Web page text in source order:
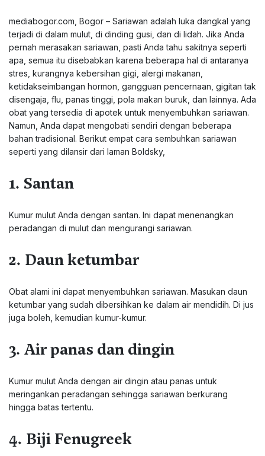
mediabogor.com, Bogor – Sariawan adalah luka dangkal yang
terjadi di dalam mulut, di dinding gusi, dan di lidah. Jika Anda
pernah merasakan sariawan, pasti Anda tahu sakitnya seperti
apa, semua itu disebabkan karena beberapa hal di antaranya
stres, kurangnya kebersihan gigi, alergi makanan,
ketidakseimbangan hormon, gangguan pencernaan, gigitan tak
disengaja, flu, panas tinggi, pola makan buruk, dan lainnya. Ada
obat yang tersedia di apotek untuk menyembuhkan sariawan.
Namun, Anda dapat mengobati sendiri dengan beberapa
bahan tradisional. Berikut empat cara sembuhkan sariawan
seperti yang dilansir dari laman Boldsky,
1. Santan
Kumur mulut Anda dengan santan. Ini dapat menenangkan
peradangan di mulut dan mengurangi sariawan.
2. Daun ketumbar
Obat alami ini dapat menyembuhkan sariawan. Masukan daun
ketumbar yang sudah dibersihkan ke dalam air mendidih. Di jus
juga boleh, kemudian kumur-kumur.
3. Air panas dan dingin
Kumur mulut Anda dengan air dingin atau panas untuk
meringankan peradangan sehingga sariawan berkurang
hingga batas tertentu.
4. Biji Fenugreek